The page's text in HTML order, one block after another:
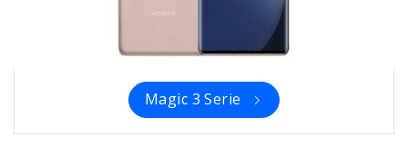
Magic 3 Serie